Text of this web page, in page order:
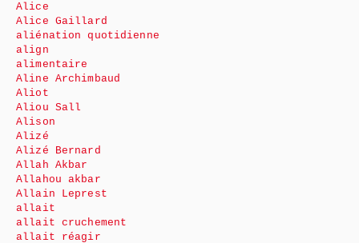
Alice
Alice Gaillard
aliénation quotidienne
align
alimentaire
Aline Archimbaud
Aliot
Aliou Sall
Alison
Alizé
Alizé Bernard
Allah Akbar
Allahou akbar
Allain Leprest
allait
allait cruchement
allait réagir